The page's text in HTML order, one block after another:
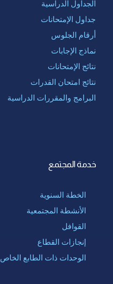
الجداول الدراسية
جداول الإمتحانات
أرقام الجلوس
نماذج الإجابات
نتائج الإمتحانات
نتائج امتحان القدرات
البرامج والمقررات الدراسية
خدمة المجتمع
الخطة السنوية
الأنشطة المجتمعية
القوافل
إنجازات القطاع
الوحدات ذات الطابع الخاص